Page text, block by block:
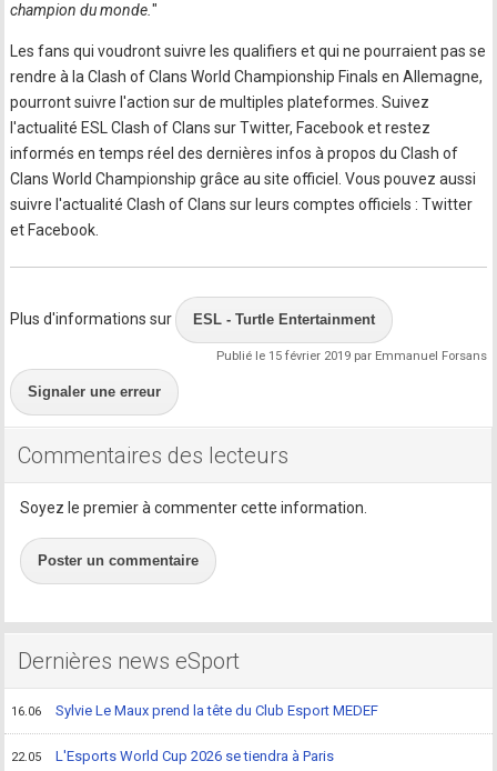
champion du monde."
Les fans qui voudront suivre les qualifiers et qui ne pourraient pas se
rendre à la Clash of Clans World Championship Finals en Allemagne,
pourront suivre l'action sur de multiples plateformes. Suivez
l'actualité ESL Clash of Clans sur Twitter, Facebook et restez
informés en temps réel des dernières infos à propos du Clash of
Clans World Championship grâce au site officiel. Vous pouvez aussi
suivre l'actualité Clash of Clans sur leurs comptes officiels : Twitter
et Facebook.
Plus d'informations sur ESL - Turtle Entertainment
Publié le 15 février 2019 par Emmanuel Forsans
Signaler une erreur
Commentaires des lecteurs
Soyez le premier à commenter cette information.
Poster un commentaire
Dernières news eSport
16.06 Sylvie Le Maux prend la tête du Club Esport MEDEF
22.05 L'Esports World Cup 2026 se tiendra à Paris